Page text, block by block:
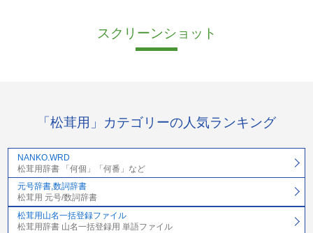
スクリーンショット
「松茸用」カテゴリーの人気ランキング
NANKO.WRD
松茸用辞書 「何個」「何番」など
元号辞書,数詞辞書
松茸用 元号/数詞辞書
松茸用山名一括登録ファイル
松茸用辞書 山名一括登録用 単語ファイル